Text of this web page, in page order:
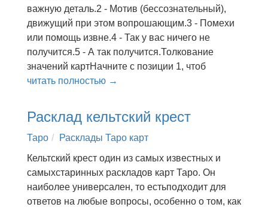
важную деталь.2 - Мотив (бессознательный),
движущий при этом вопрошающим.3 - Помехи
или помощь извне.4 - Так у вас ничего не
получится.5 - А так получится.Толкование
значений картНачните с позиции 1, чтоб
читать полностью →
Расклад кельтский крест
Таро
Расклады Таро карт
Кельтский крест один из самых известных и
самыхстаринных раскладов карт Таро. Он
наиболее универсален, то естьподходит для
ответов на любые вопросы, особенно о том, как